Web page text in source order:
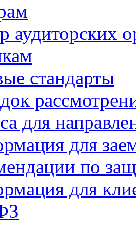
аудиторских
стандарты
для
для
по
для